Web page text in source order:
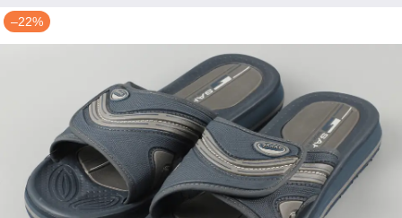
–22%